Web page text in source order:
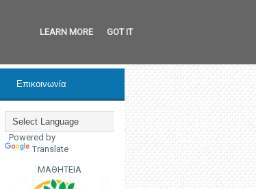
Επικοινωνία
Powered by
Translate
ΜΑΘΗΤΕΙΑ
LEARN MORE GOT IT